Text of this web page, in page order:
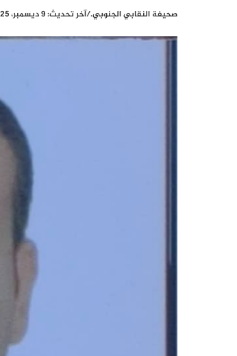
صحيفة النقابي الجنوبي./آخر تحديث: 9 ديسمبر، 2025